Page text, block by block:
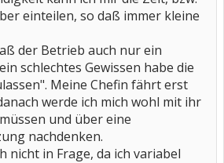
einteilen, so daß immer kleine
der Betrieb auch nur ein
schlechtes Gewissen habe die
Meine Chefin fährt erst
werde ich mich wohl mit ihr
und über eine
nachdenken.
nicht in Frage, da ich variabel